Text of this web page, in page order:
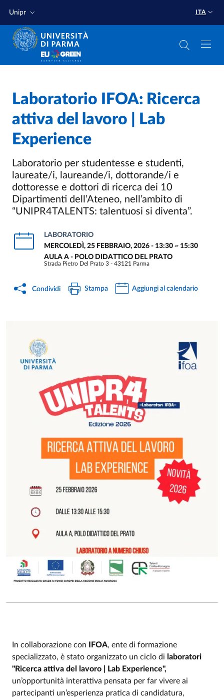
Unipr ITA
Laboratorio IFOA: Ricerca
attiva del lavoro | Lab
Experience
Laboratorio per studentesse e studenti,
laureate/i, laureande/i, dottorande/i e
dottoresse e dottori di ricerca dei 10
Dipartimenti dell’Ateneo, nell’ambito di
“UNIPR4TALENTS: talentuosi si diventa”.
LABORATORIO
MERCOLEDÌ, 25 FEBBRAIO, 2026 - 13:30 ~ 15:30
AULA A - POLO DIDATTICO DEL PRATO
Strada Pietro Del Prato 3 - 43121 Parma
Condividi Stampa Aggiungi al calendario
Event description
In collaborazione con IFOA, ente di formazione
specializzato, è stato organizzato un ciclo di laboratori
"Ricerca attiva del lavoro | Lab Experience",
un’opportunità interattiva pensata per far vivere ai
partecipanti un’esperienza pratica di candidatura,